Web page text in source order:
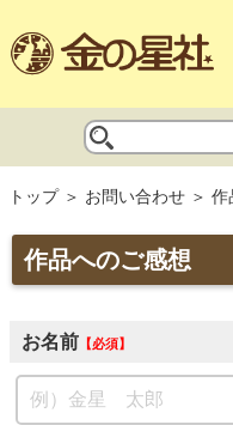
トップ お問い合わせ 作
作品へのご感想
お名前 必須